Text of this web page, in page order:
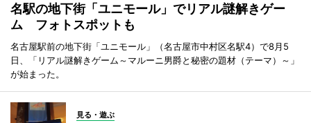
名駅の地下街「ユニモール」でリアル謎解きゲー
ム フォトスポットも
名古屋駅前の地下街「ユニモール」（名古屋市中村区名駅4）で8月5
日、「リアル謎解きゲーム～マルーニ男爵と秘密の題材（テーマ）～」
が始まった。
見る・遊ぶ